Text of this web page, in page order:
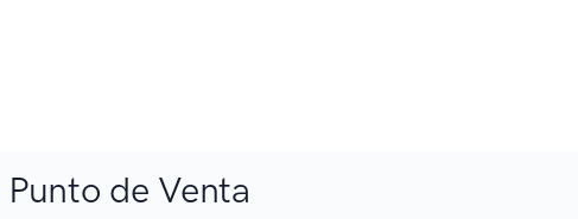
Punto de Venta